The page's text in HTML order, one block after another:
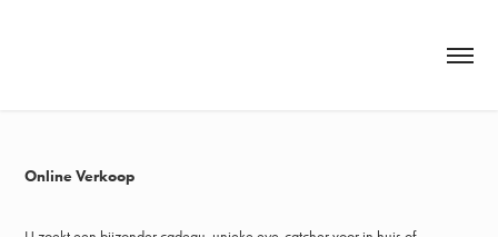
Online Verkoop